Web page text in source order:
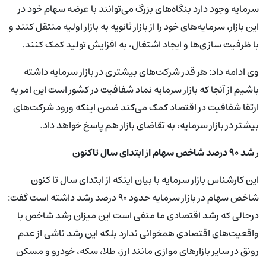
سرمایه وجود دارد بنگاه‌های بزرگ می‌توانند با عرضه سهام خود در
این بازار، سرمایه‌های خود را از بازار ثانویه به بازار اولیه منتقل کنند و
با ظرفیت سازی‌ها و ایجاد اشتغال، به افزایش تولید کمک کنند.
وی ادامه داد: هر قدر شرکت‌های بیشتری در بازار سرمایه داشته
باشیم از آنجا که بازار سرمایه نماد شفافیت در کشور است این امر به
ارتقا شفافیت در اقتصاد کمک می‌کند ضمن اینکه ورود شرکت‌های
بیشتر در بازار سرمایه، به تقاضای بازار هم پاسخ خواهد داد.
رشد ۹۰ درصد شاخص سهام از ابتدای سال تاکنون
این کارشناس بازار سرمایه با بیان اینکه از ابتدای سال تا کنون
شاخص سهام در بازار سرمایه حدود ۹۰ درصد رشد داشته است گفت:
درحالی که رشد اقتصادی ما منفی است این میزان رشد شاخص با
واقعیت‌های اقتصادی همخوانی ندارد بلکه این رشد ناشی از عدم
رونق در سایر بازارهای موازی مانند ارز، طلا، سکه، خودرو و مسکن